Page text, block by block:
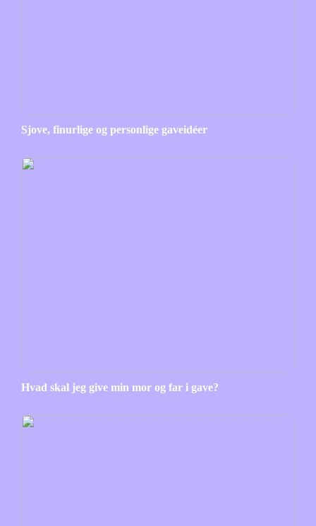
Sjove, finurlige og personlige gaveidéer
Hvad skal jeg give min mor og far i gave?